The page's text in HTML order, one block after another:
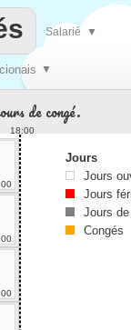
▼
Salarié ▼
de congé.
18:00
Jours
Jours
Jours
Jours
Congés